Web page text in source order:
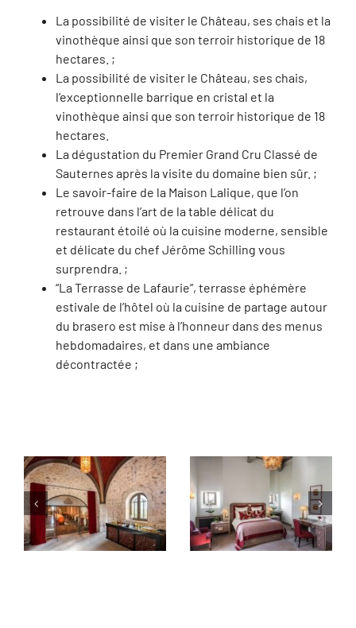
La possibilité de visiter le Château, ses chais et la
vinothèque ainsi que son terroir historique de 18
hectares. ;
La possibilité de visiter le Château, ses chais,
l’exceptionnelle barrique en cristal et la
vinothèque ainsi que son terroir historique de 18
hectares.
La dégustation du Premier Grand Cru Classé de
Sauternes après la visite du domaine bien sûr. ;
Le savoir-faire de la Maison Lalique, que l’on
retrouve dans l’art de la table délicat du
restaurant étoilé où la cuisine moderne, sensible
et délicate du chef Jérôme Schilling vous
surprendra . ;
“La Terrasse de Lafaurie”, terrasse éphémère
estivale de l’hôtel où la cuisine de partage autour
du brasero est mise à l’honneur dans des menus
hebdomadaires, et dans une ambiance
décontractée ;